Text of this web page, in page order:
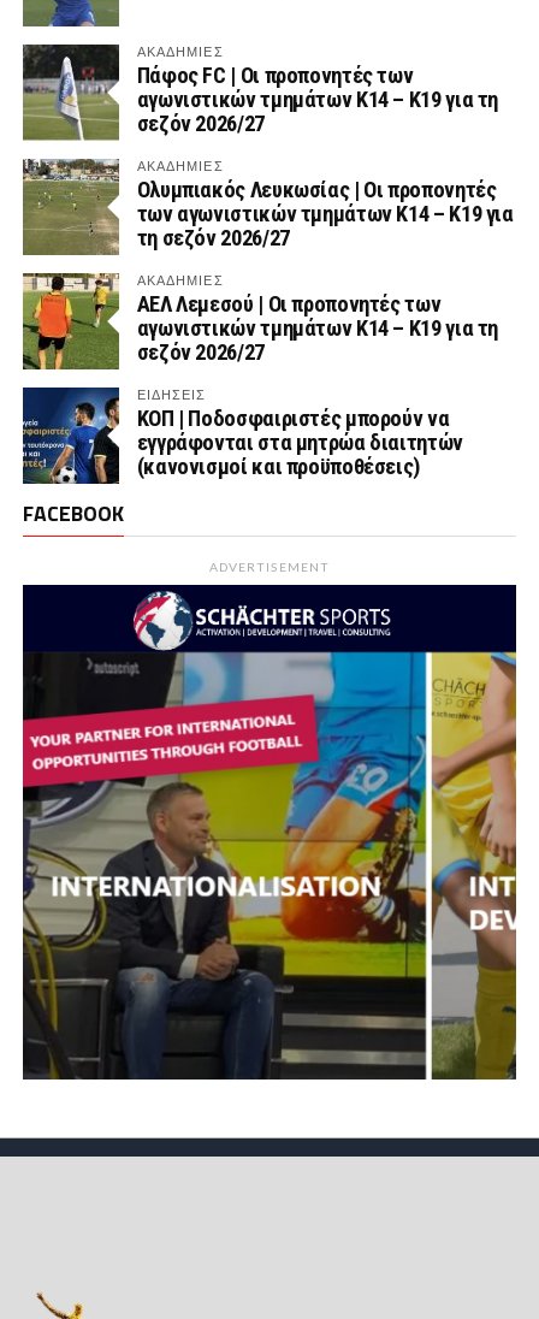
ΑΚΑΔΗΜΙΕΣ
Πάφος FC | Οι προπονητές των
αγωνιστικών τμημάτων Κ14 – Κ19 για τη
σεζόν 2026/27
ΑΚΑΔΗΜΙΕΣ
Ολυμπιακός Λευκωσίας | Οι προπονητές
των αγωνιστικών τμημάτων Κ14 – Κ19 για
τη σεζόν 2026/27
ΑΚΑΔΗΜΙΕΣ
ΑΕΛ Λεμεσού | Οι προπονητές των
αγωνιστικών τμημάτων Κ14 – Κ19 για τη
σεζόν 2026/27
ΕΙΔΗΣΕΙΣ
ΚΟΠ | Ποδοσφαιριστές μπορούν να
εγγράφονται στα μητρώα διαιτητών
(κανονισμοί και προϋποθέσεις)
FACEBOOK
ADVERTISEMENT